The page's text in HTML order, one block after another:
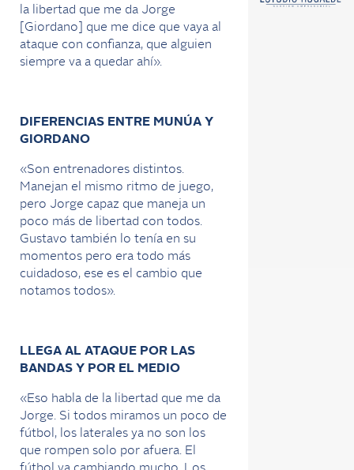
la libertad que me da Jorge
[Giordano] que me dice que vaya al
ataque con confianza, que alguien
siempre va a quedar ahí».
DIFERENCIAS ENTRE MUNÚA Y
GIORDANO
«Son entrenadores distintos.
Manejan el mismo ritmo de juego,
pero Jorge capaz que maneja un
poco más de libertad con todos.
Gustavo también lo tenía en su
momentos pero era todo más
cuidadoso, ese es el cambio que
notamos todos».
LLEGA AL ATAQUE POR LAS
BANDAS Y POR EL MEDIO
«Eso habla de la libertad que me da
Jorge. Si todos miramos un poco de
fútbol, los laterales ya no son los
que rompen solo por afuera. El